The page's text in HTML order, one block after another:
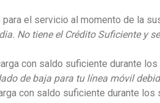
el servicio al momento de la
No tiene el Crédito Suficiente y
con saldo suficiente durante
de baja para tu línea móvil
con saldo suficiente durante